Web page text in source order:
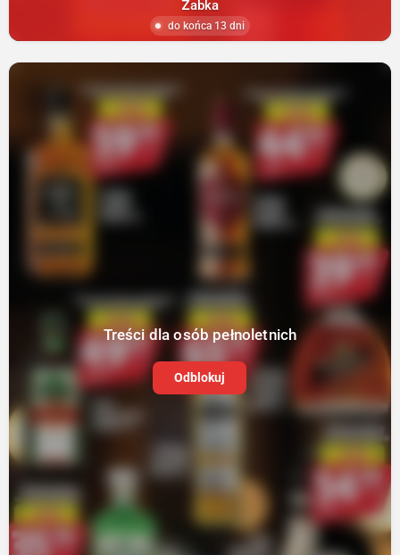
Żabka
do końca 13 dni
Treści dla osób pełnoletnich
Odblokuj